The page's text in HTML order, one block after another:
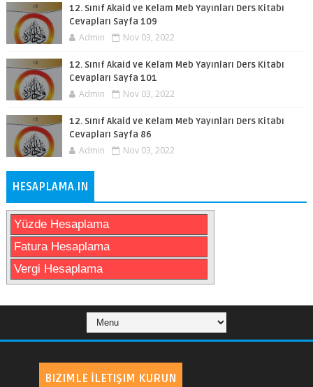
12. Sınıf Akaid ve Kelam Meb Yayınları Ders Kitabı
Cevapları Sayfa 109
Admin Nov 03, 2022
12. Sınıf Akaid ve Kelam Meb Yayınları Ders Kitabı
Cevapları Sayfa 101
Admin Nov 03, 2022
12. Sınıf Akaid ve Kelam Meb Yayınları Ders Kitabı
Cevapları Sayfa 86
Admin Nov 03, 2022
HESAPLAMA.IN
Yüzde Hesaplama
Fatura Hesaplama
Vergi Hesaplama
BIZIMLE İLETIŞIM KURUN